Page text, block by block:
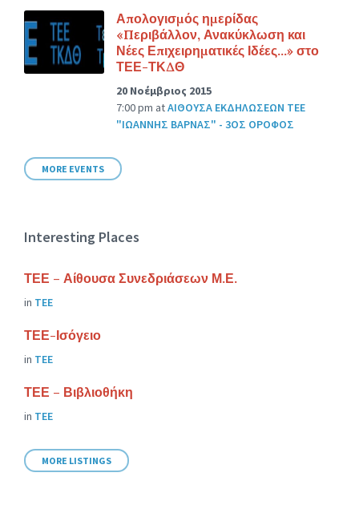
Απολογισμός ημερίδας
«Περιβάλλον, Ανακύκλωση και
Νέες Επιχειρηματικές Ιδέες…» στο
ΤΕΕ-ΤΚΔΘ
20 Νοέμβριος 2015
7:00 pm atΑΙΘΟΥΣΑ ΕΚΔΗΛΩΣΕΩΝ ΤΕΕ
"ΙΩΑΝΝΗΣ ΒΑΡΝΑΣ" - 3ΟΣ ΟΡΟΦΟΣ
MORE EVENTS
Interesting Places
ΤΕΕ – Αίθουσα Συνεδριάσεων Μ.Ε.
in ΤΕΕ
ΤΕΕ-Ισόγειο
in ΤΕΕ
ΤΕΕ – Βιβλιοθήκη
in ΤΕΕ
MORE LISTINGS